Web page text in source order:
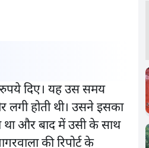
दिए। यह उस समय
लगी होती थी। उसने इसका
था और बाद में उसी के साथ
की रिपोर्ट के